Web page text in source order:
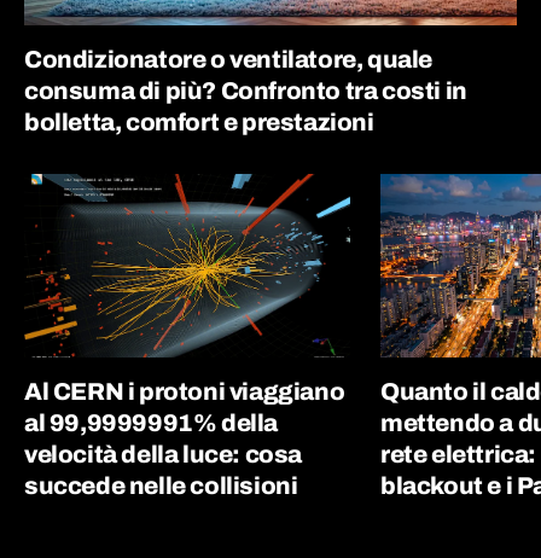
Condizionatore o ventilatore, quale
consuma di più? Confronto tra costi in
bolletta, comfort e prestazioni
Al CERN i protoni viaggiano
al 99,9999991% della
velocità della luce: cosa
succede nelle collisioni
Quanto il
mettendo a
rete elettrica:
blackout e i